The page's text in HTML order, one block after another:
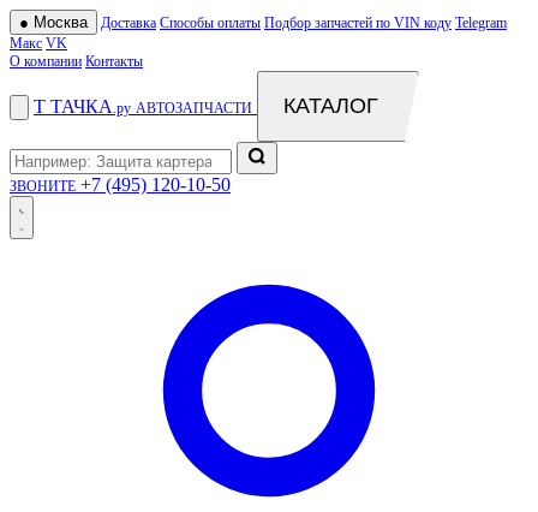
● Москва Доставка Способы оплаты Подбор запчастей по VIN коду Telegram
Макс VK
О компании Контакты
Т ТАЧКА .ру АВТОЗАПЧАСТИ КАТАЛОГ
ЗВОНИТЕ +7 (495) 120-10-50